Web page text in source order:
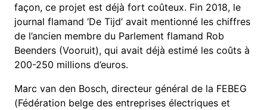
façon, ce projet est déjà fort coûteux. Fin 2018, le
journal flamand ‘De Tijd’ avait mentionné les chiffres
de l’ancien membre du Parlement flamand Rob
Beenders (Vooruit), qui avait déjà estimé les coûts à
200-250 millions d’euros.
Marc van den Bosch, directeur général de la FEBEG
(Fédération belge des entreprises électriques et